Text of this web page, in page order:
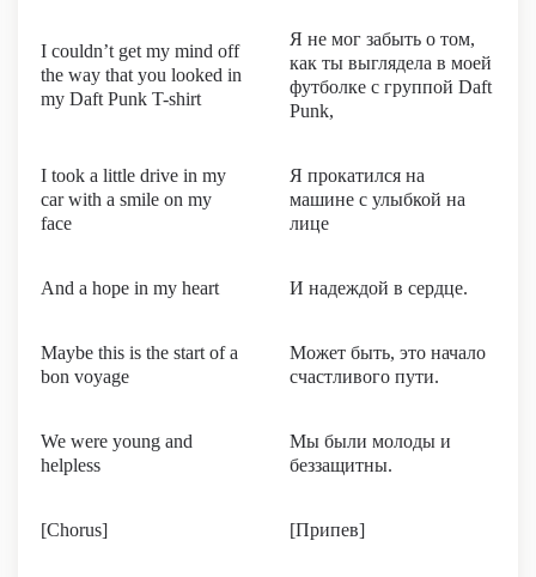
I couldn’t get my mind off
the way that you looked in
my Daft Punk T-shirt
Я не мог забыть о том,
как ты выглядела в моей
футболке с группой Daft
Punk,
I took a little drive in my
car with a smile on my
face
Я прокатился на
машине с улыбкой на
лице
And a hope in my heart И надеждой в сердце.
Maybe this is the start of a
bon voyage
Может быть, это начало
счастливого пути.
We were young and
helpless
Мы были молоды и
беззащитны.
[Chorus] [Припев]